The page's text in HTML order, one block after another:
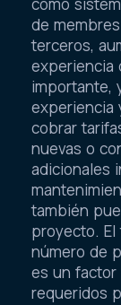
como
de
terceros,
experiencia
importante,
experiencia
cobrar
nuevas o
adicionales
también
proyecto.
número de
es un
requeridos